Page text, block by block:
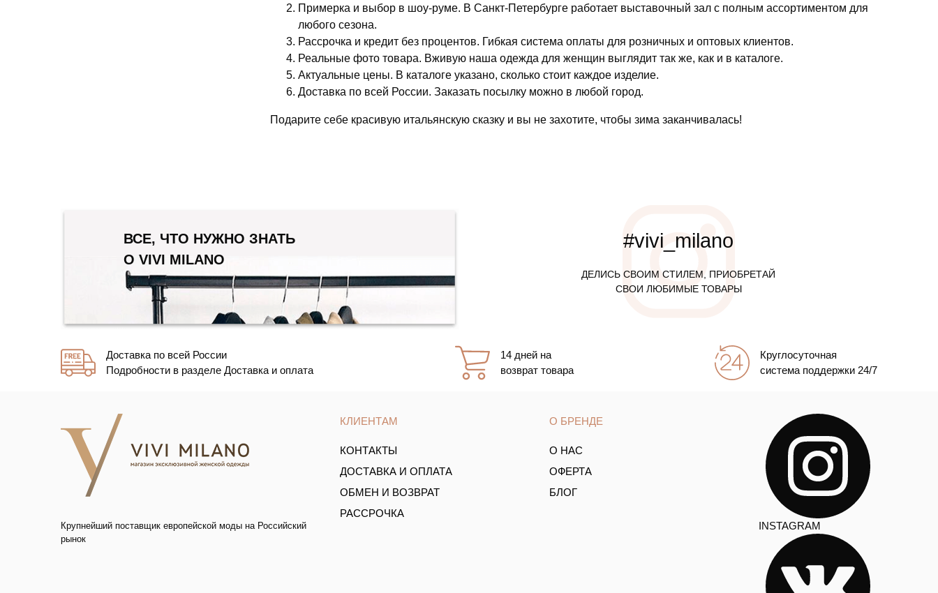
Примерка и выбор в шоу-руме. В Санкт-Петербурге работает выставочный зал с полным ассортиментом для
любого сезона.
Рассрочка и кредит без процентов. Гибкая система оплаты для розничных и оптовых клиентов.
Реальные фото товара. Вживую наша одежда для женщин выглядит так же, как и в каталоге.
Актуальные цены. В каталоге указано, сколько стоит каждое изделие.
Доставка по всей России. Заказать посылку можно в любой город.
Подарите себе красивую итальянскую сказку и вы не захотите, чтобы зима заканчивалась!
ВСЕ, ЧТО НУЖНО ЗНАТЬ
О VIVI MILANO
#vivi_milano
ДЕЛИСЬ СВОИМ СТИЛЕМ, ПРИОБРЕТАЙ
СВОИ ЛЮБИМЫЕ ТОВАРЫ
Доставка по всей России
Подробности в разделе Доставка и оплата
14 дней на
возврат товара
Круглосуточная
система поддержки 24/7
Крупнейший поставщик европейской моды на Российский
рынок
КЛИЕНТАМ
КОНТАКТЫ
ДОСТАВКА И ОПЛАТА
ОБМЕН И ВОЗВРАТ
РАССРОЧКА
О БРЕНДЕ
О НАС
ОФЕРТА
БЛОГ
INSTAGRAM